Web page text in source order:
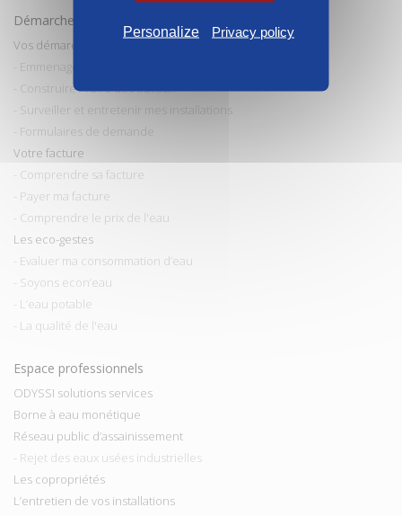
Démarches et conseils
Vos démarches
- Emmenager / Déménager
- Construire / Faire des travaux
- Surveiller et entretenir mes installations
- Formulaires de demande
Votre facture
- Comprendre sa facture
- Payer ma facture
- Comprendre le prix de l'eau
Les eco-gestes
- Evaluer ma consommation d’eau
- Soyons econ’eau
- L’eau potable
- La qualité de l'eau
Espace professionnels
ODYSSI solutions services
Borne à eau monétique
Réseau public d’assainissement
- Rejet des eaux usées industrielles
Les copropriétés
L’entretien de vos installations
Personalize Privacy policy